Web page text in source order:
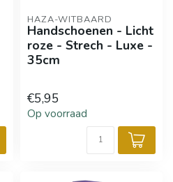
HAZA-WITBAARD
Handschoenen - Licht
roze - Strech - Luxe -
35cm
€5,95
Op voorraad